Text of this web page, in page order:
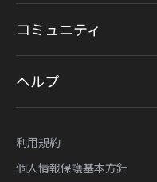
コミュニティ
ヘルプ
利用規約
個人情報保護基本方針